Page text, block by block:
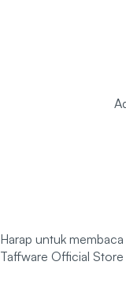
Harap untuk
Taffware Official Store